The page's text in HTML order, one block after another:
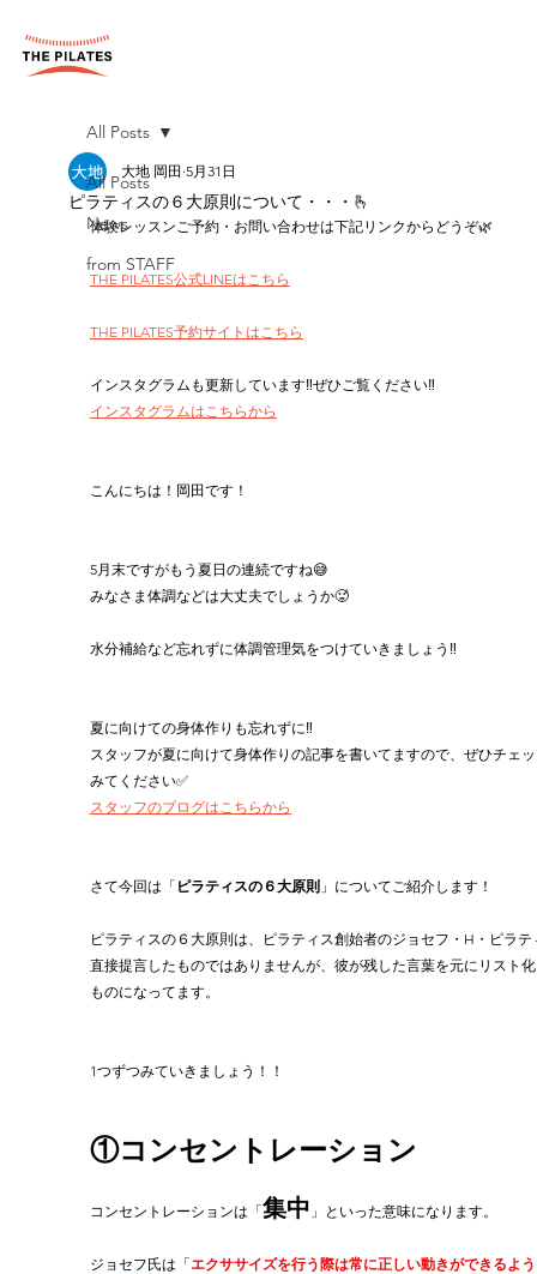
All Posts
News
from STAFF
All Posts
ピラティスの６大原則について・・・🫰
大地 岡田 5月31日
体験レッスンご予約・お問い合わせは下記リンクからどうぞ🌿
THE PILATES公式LINEはこちら
THE PILATES予約サイトはこちら
インスタグラムも更新しています‼︎ぜひご覧ください‼︎
インスタグラムはこちらから
こんにちは！岡田です！
5月末ですがもう夏日の連続ですね😅
みなさま体調などは大丈夫でしょうか🥵
水分補給など忘れずに体調管理気をつけていきましょう‼︎
夏に向けての身体作りも忘れずに‼︎
スタッフが夏に向けて身体作りの記事を書いてますので、ぜひチェ
みてください✅
スタッフのブログはこちらから
さて今回は「 ピラティスの６大原則 」についてご紹介します！
ピラティスの６大原則は、ピラティス創始者のジョセフ・H・ピラテ
直接提言したものではありませんが、彼が残した言葉を元にリスト
ものになってます。
1つずつみていきましょう！！
①コンセントレーション
コンセントレーションは「集中 」といった意味になります。
ジョセフ氏は「エクササイズを行う際は常に正しい動きができるよ